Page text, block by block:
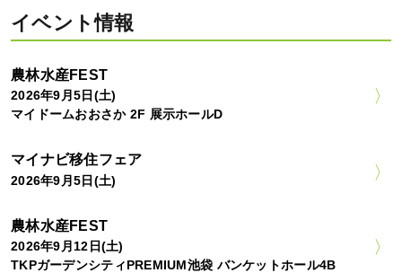
イベント情報
農林水産FEST
2026年9月5日(土)
マイドームおおさか 2F 展示ホールD
マイナビ移住フェア
2026年9月5日(土)
農林水産FEST
2026年9月12日(土)
TKPガーデンシティPREMIUM池袋 バンケットホール4B